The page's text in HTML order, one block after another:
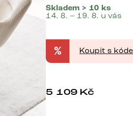
Skladem > 10 ks
14. 8. – 19. 8. u vás
% Koupit s
5 109 Kč